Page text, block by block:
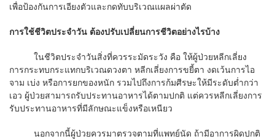
เพื่อป้องกันการเอียงตัวและกดทับบริเวณแผลผ่าตัด
การใช้ชีวิตประจำวัน ต้องปรับเปลี่ยนการชีวิตอย่างไรบ้าง
ในชีวิตประจำวันสิ่งที่ควรระมัดระวัง คือ ให้ผู้ป่วยหลีกเลี่ยง
การกระทบกระแทกบริเวณดวงตา หลีกเลี่ยงการขยี้ตา งดเว้นการไอ
จาม เบ่ง หรือการยกของหนัก รวมไปถึงการก้มศีรษะให้มีระดับต่ำกว่า
เอว ผู้ป่วยสามารถรับประทานอาหารได้ตามปกติ แต่ควรหลีกเลี่ยงการ
รับประทานอาหารที่มีลักษณะแข็งหรือเหนียว
นอกจากนี้ผู้ป่วยควรมาตรวจตามที่แพทย์นัด ถ้ามีอาการผิดปกติ